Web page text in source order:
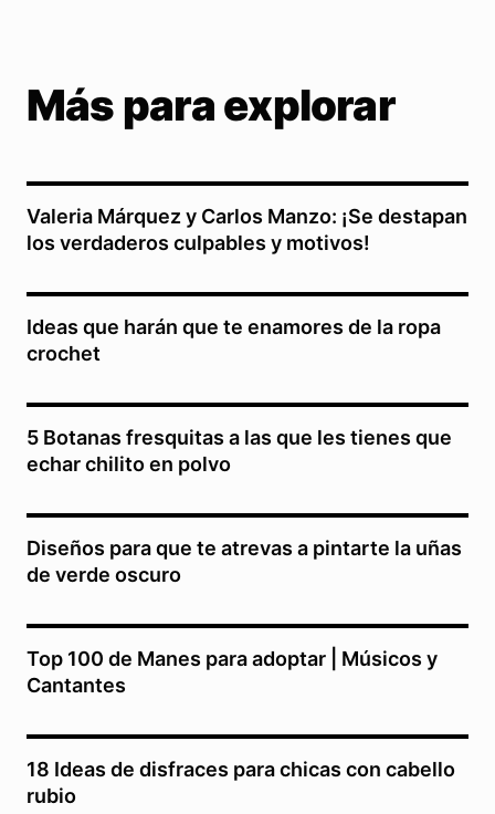
Más para explorar
Valeria Márquez y Carlos Manzo: ¡Se destapan
los verdaderos culpables y motivos!
Ideas que harán que te enamores de la ropa
crochet
5 Botanas fresquitas a las que les tienes que
echar chilito en polvo
Diseños para que te atrevas a pintarte la uñas
de verde oscuro
Top 100 de Manes para adoptar | Músicos y
Cantantes
18 Ideas de disfraces para chicas con cabello
rubio